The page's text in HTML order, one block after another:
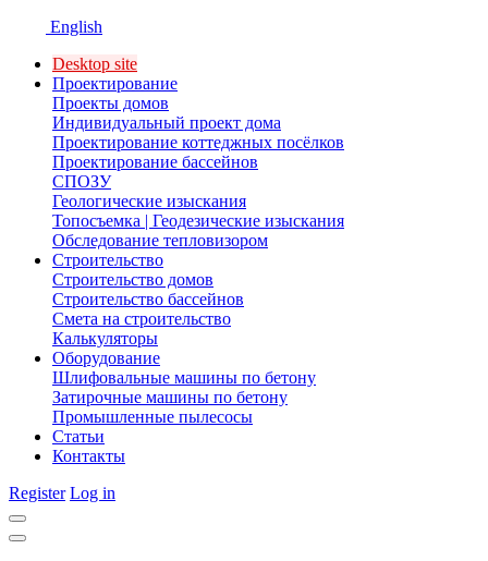
English
Desktop site
Проектирование
Проекты домов
Индивидуальный проект дома
Проектирование коттеджных посёлков
Проектирование бассейнов
СПОЗУ
Геологические изыскания
Топосъемка | Геодезические изыскания
Обследование тепловизором
Строительство
Строительство домов
Строительство бассейнов
Смета на строительство
Калькуляторы
Оборудование
Шлифовальные машины по бетону
Затирочные машины по бетону
Промышленные пылесосы
Статьи
Контакты
Register Log in